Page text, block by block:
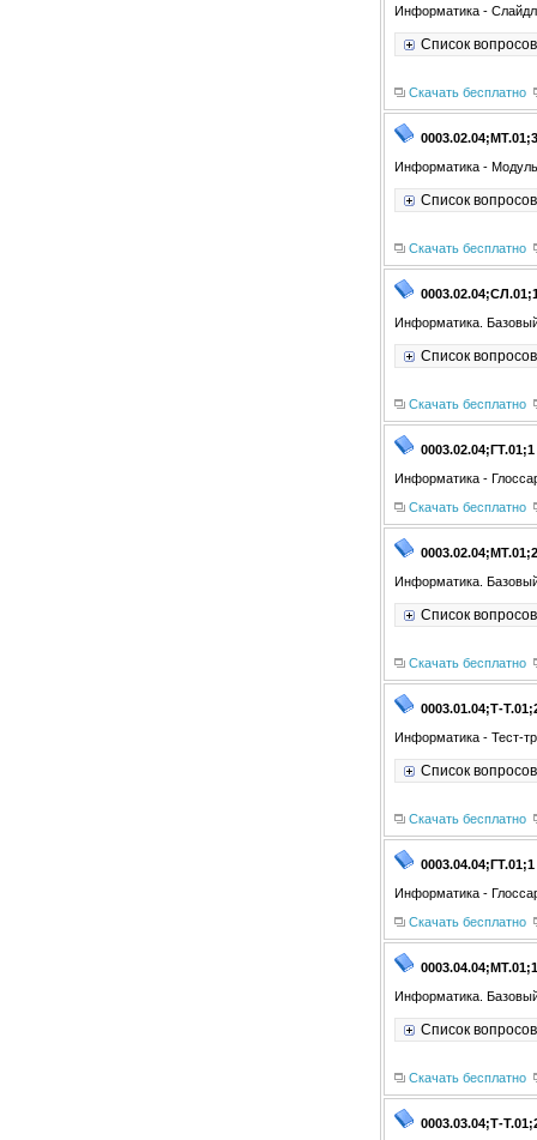
Информатика -
Список
Скачать бесплатно
0003.02.04;МТ.01;3
Информатика -
Список
Скачать бесплатно
Информатика.
Список
Скачать бесплатно
0003.02.04;ГТ.01;1
Информатика -
Скачать бесплатно
0003.02.04;МТ.01;2
Информатика.
Список
Скачать бесплатно
0003.01.04;Т-
Информатика - Тест-
Список
Скачать бесплатно
0003.04.04;ГТ.01;1
Информатика -
Скачать бесплатно
0003.04.04;МТ.01;1
Информатика.
Список
Скачать бесплатно
0003.03.04;Т-